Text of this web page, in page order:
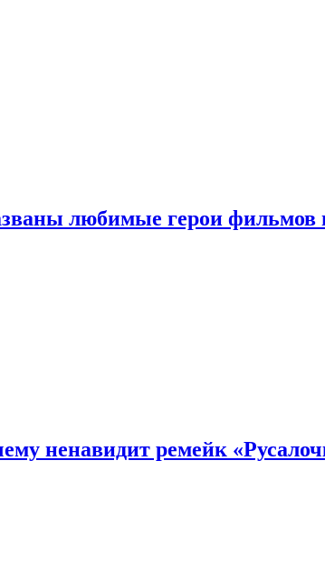
любимые герои фильмов
ненавидит ремейк